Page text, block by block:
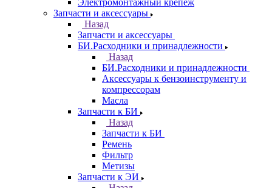
Электромонтажный крепеж
Запчасти и аксессуары
Назад
Запчасти и аксессуары
БИ.Расходники и принадлежности
Назад
БИ.Расходники и принадлежности
Аксессуары к бензоинструменту и
компрессорам
Масла
Запчасти к БИ
Назад
Запчасти к БИ
Ремень
Фильтр
Метизы
Запчасти к ЭИ